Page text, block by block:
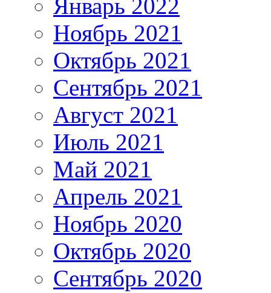
Январь 2022
Ноябрь 2021
Октябрь 2021
Сентябрь 2021
Август 2021
Июль 2021
Май 2021
Апрель 2021
Ноябрь 2020
Октябрь 2020
Сентябрь 2020